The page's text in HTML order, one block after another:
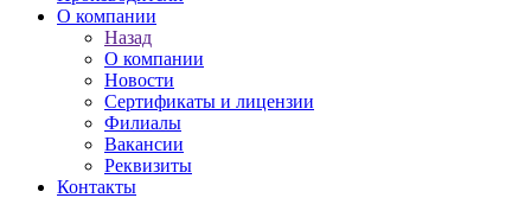
О компании
Назад
О компании
Новости
Сертификаты и лицензии
Филиалы
Вакансии
Реквизиты
Контакты